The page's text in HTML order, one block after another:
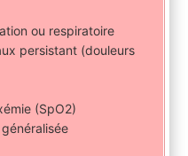
ou respiratoire
persistant (douleurs
(SpO2)